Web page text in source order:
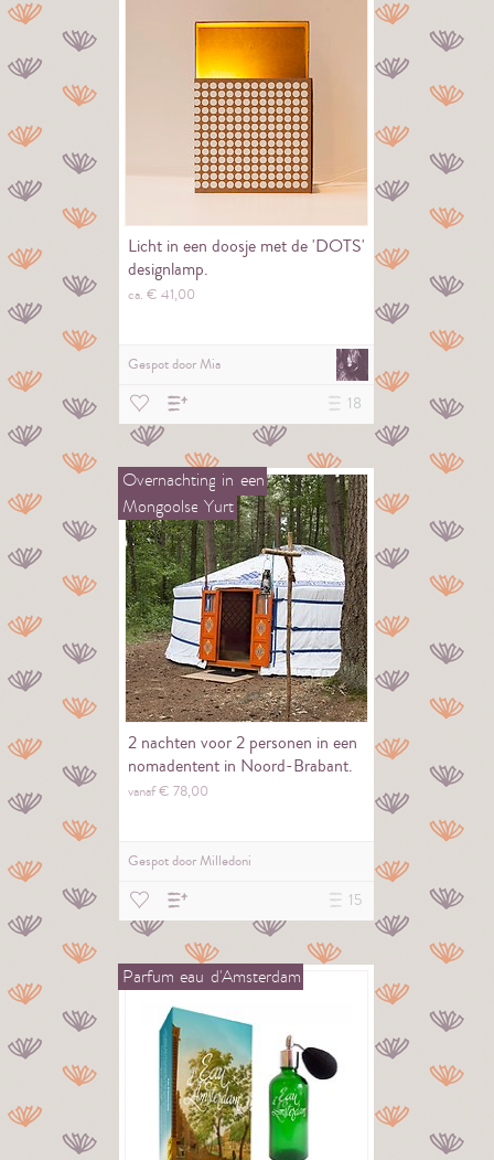
Licht in een doosje met de 'DOTS'
designlamp.
ca. €41,00
Gespot doorMia
18
Overnachting in een
Mongoolse Yurt
2 nachten voor 2 personen in een
nomadentent in Noord-Brabant.
vanaf €78,00
Gespot doorMilledoni
15
Parfum eau d'Amsterdam